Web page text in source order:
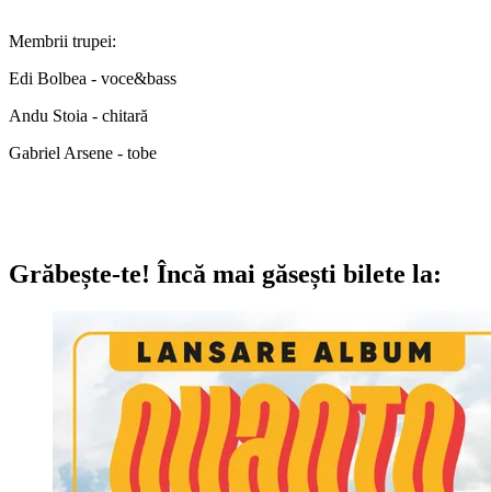
Membrii trupei:
Edi Bolbea - voce&bass
Andu Stoia - chitară
Gabriel Arsene - tobe
Grăbește-te! Încă mai găsești bilete la: